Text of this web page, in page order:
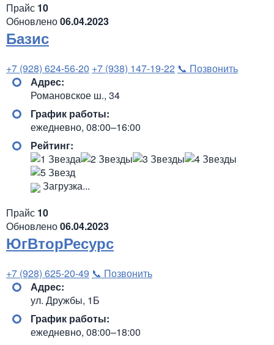
Прайс 10
Обновлено06.04.2023
Базис
+7 (928) 624-56-20 +7 (938) 147-19-22 📞 Позвонить
Адрес:
Романовское ш., 34
График работы:
ежедневно, 08:00–16:00
Рейтинг:
Загрузка...
Прайс 10
Обновлено06.04.2023
ЮгВторРесурс
+7 (928) 625-20-49 📞 Позвонить
Адрес:
ул. Дружбы, 1Б
График работы:
ежедневно, 08:00–18:00